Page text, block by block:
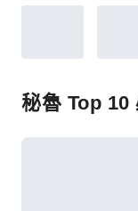
秘魯 Top 10